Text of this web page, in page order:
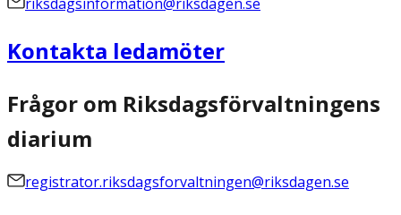
Kontakta ledamöter
Frågor om Riksdagsförvaltningens
diarium
registrator.riksdagsforvaltningen@riksdagen.se